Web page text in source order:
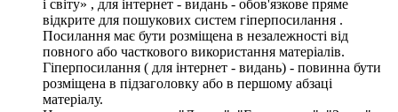
і світу» , для інтернет - видань - обов'язкове пряме
відкрите для пошукових систем гіперпосилання .
Посилання має бути розміщена в незалежності від
повного або часткового використання матеріалів.
Гіперпосилання ( для інтернет - видань) - повинна бути
розміщена в підзаголовку або в першому абзаці
матеріалу.